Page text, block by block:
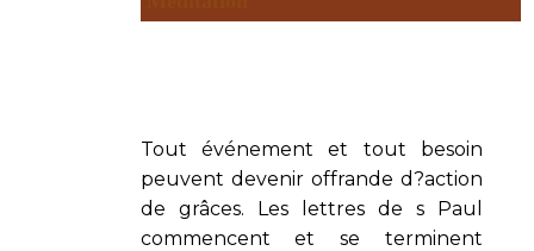
Tout événement et tout besoin
peuvent devenir offrande d?action
de grâces. Les lettres de s Paul
commencent et se terminent